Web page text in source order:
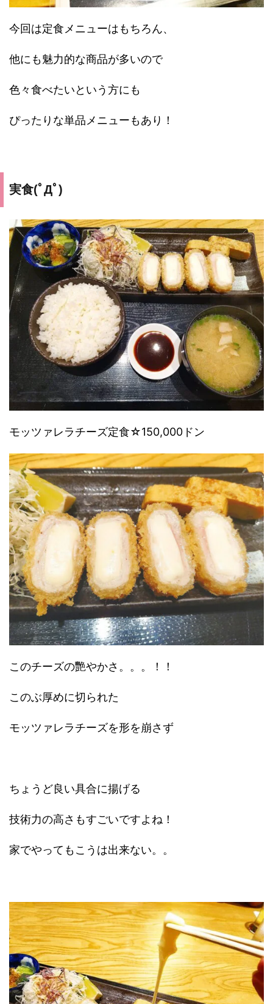
今回は定食メニューはもちろん、
他にも魅力的な商品が多いので
色々食べたいという方にも
ぴったりな単品メニューもあり！
実食(ﾟДﾟ)
モッツァレラチーズ定食☆150,000ドン
このチーズの艷やかさ。。。！！
このぶ厚めに切られた
モッツァレラチーズを形を崩さず
ちょうど良い具合に揚げる
技術力の高さもすごいですよね！
家でやってもこうは出来ない。。